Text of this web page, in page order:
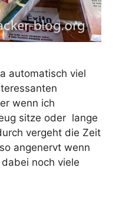
automatisch viel
wenn ich
sitze oder lange
vergeht die Zeit
angenervt wenn
noch viele